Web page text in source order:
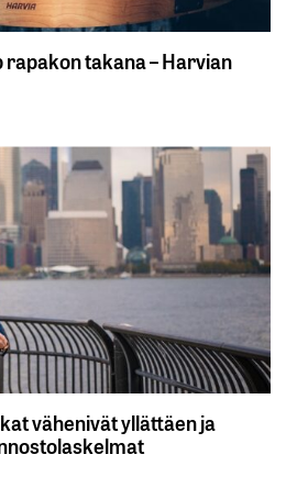
rapakon takana – Harvian
vähenivät yllättäen ja